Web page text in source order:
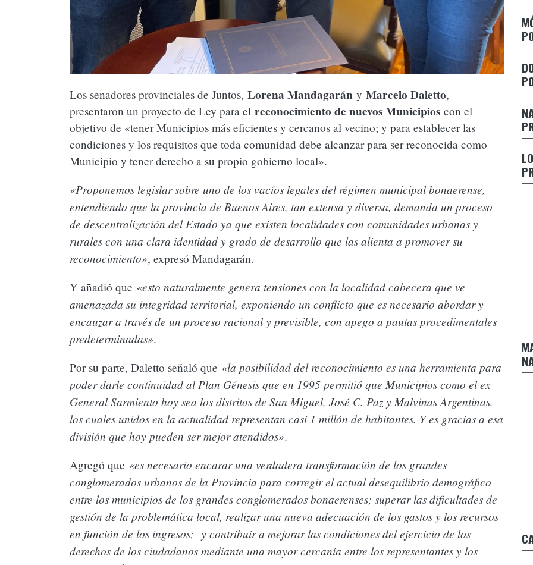
Los senadores provinciales de Juntos, Lorena Mandagarán y Marcelo Daletto,
presentaron un proyecto de Ley para el reconocimiento de nuevos Municipios con el
objetivo de «tener Municipios más eficientes y cercanos al vecino; y para establecer las
condiciones y los requisitos que toda comunidad debe alcanzar para ser reconocida como
Municipio y tener derecho a su propio gobierno local».
«Proponemos legislar sobre uno de los vacíos legales del régimen municipal bonaerense,
entendiendo que la provincia de Buenos Aires, tan extensa y diversa, demanda un proceso
de descentralización del Estado ya que existen localidades con comunidades urbanas y
rurales con una clara identidad y grado de desarrollo que las alienta a promover su
reconocimiento», expresó Mandagarán.
Y añadió que «esto naturalmente genera tensiones con la localidad cabecera que ve
amenazada su integridad territorial, exponiendo un conflicto que es necesario abordar y
encauzar a través de un proceso racional y previsible, con apego a pautas procedimentales
predeterminadas».
Por su parte, Daletto señaló que «la posibilidad del reconocimiento es una herramienta para
poder darle continuidad al Plan Génesis que en 1995 permitió que Municipios como el ex
General Sarmiento hoy sea los distritos de San Miguel, José C. Paz y Malvinas Argentinas,
los cuales unidos en la actualidad representan casi 1 millón de habitantes. Y es gracias a esa
división que hoy pueden ser mejor atendidos».
Agregó que «es necesario encarar una verdadera transformación de los grandes
conglomerados urbanos de la Provincia para corregir el actual desequilibrio demográfico
entre los municipios de los grandes conglomerados bonaerenses; superar las dificultades de
gestión de la problemática local, realizar una nueva adecuación de los gastos y los recursos
en función de los ingresos; y contribuir a mejorar las condiciones del ejercicio de los
derechos de los ciudadanos mediante una mayor cercanía entre los representantes y los
Mónica Peralta y Antonio Bonfatti se reunieron
para seguir construyendo las bases de un
espacio Progresista
Margarita Stolbizer junto a la Diputada Mónica
Peralta en Rosario
El Gobierno bonaerense pretende desligarse del
contralor de una medida propia a sabiendas de
su fracaso
La Diputada Dziakowski pide audiencia al Poder
Ejecutivo Provincial por la falta de gas en
escuelas
La senadora Mandagarán presentó un proyecto
solicitando obras hídricas para el Partido de Azul
Presentan proyecto de Ley para el
Stolbizer se enfoca en la agenda legislativa
ambiental
“Las prepagas aumentan los precios y ajustan la
prestación. El gobierno las deja y les da ventaja
económica. Te explico lo que hay detrás”